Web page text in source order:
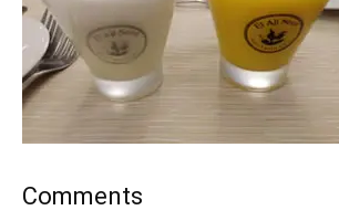
Comments